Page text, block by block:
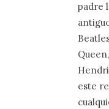
padre
este